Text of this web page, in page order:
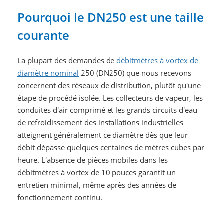
Pourquoi le DN250 est une taille
courante
La plupart des demandes de débitmètres à vortex de
diamètre nominal 250 (DN250) que nous recevons
concernent des réseaux de distribution, plutôt qu'une
étape de procédé isolée. Les collecteurs de vapeur, les
conduites d'air comprimé et les grands circuits d'eau
de refroidissement des installations industrielles
atteignent généralement ce diamètre dès que leur
débit dépasse quelques centaines de mètres cubes par
heure. L'absence de pièces mobiles dans les
débitmètres à vortex de 10 pouces garantit un
entretien minimal, même après des années de
fonctionnement continu.